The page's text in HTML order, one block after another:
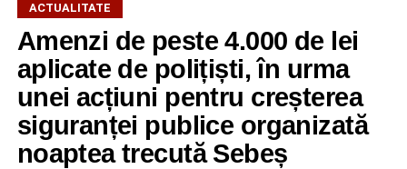
ACTUALITATE
Amenzi de peste 4.000 de lei
aplicate de polițiști, în urma
unei acțiuni pentru creșterea
siguranței publice organizată
noaptea trecută Sebeș